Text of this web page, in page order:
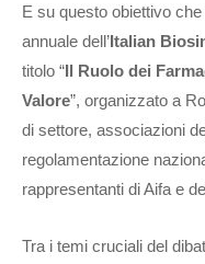
E su questo obiettivo
annuale dell’Italian
titolo “Il Ruolo dei
Valore”, organizzato a
di settore, associazioni
regolamentazione
rappresentanti di Aifa e
Tra i temi cruciali del